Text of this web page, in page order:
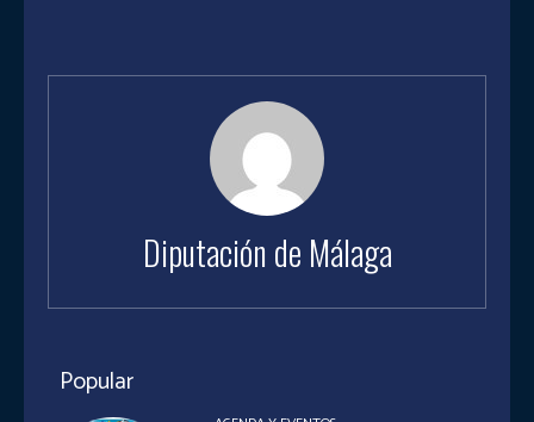
Diputación de Málaga
Popular